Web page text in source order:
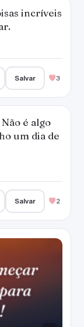
incríveis
Salvar 3
é algo
um dia de
Salvar 2